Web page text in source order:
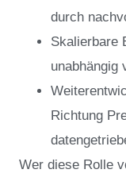
durch
Skalierbare
unabhängig
Richtung
Wer diese Rolle